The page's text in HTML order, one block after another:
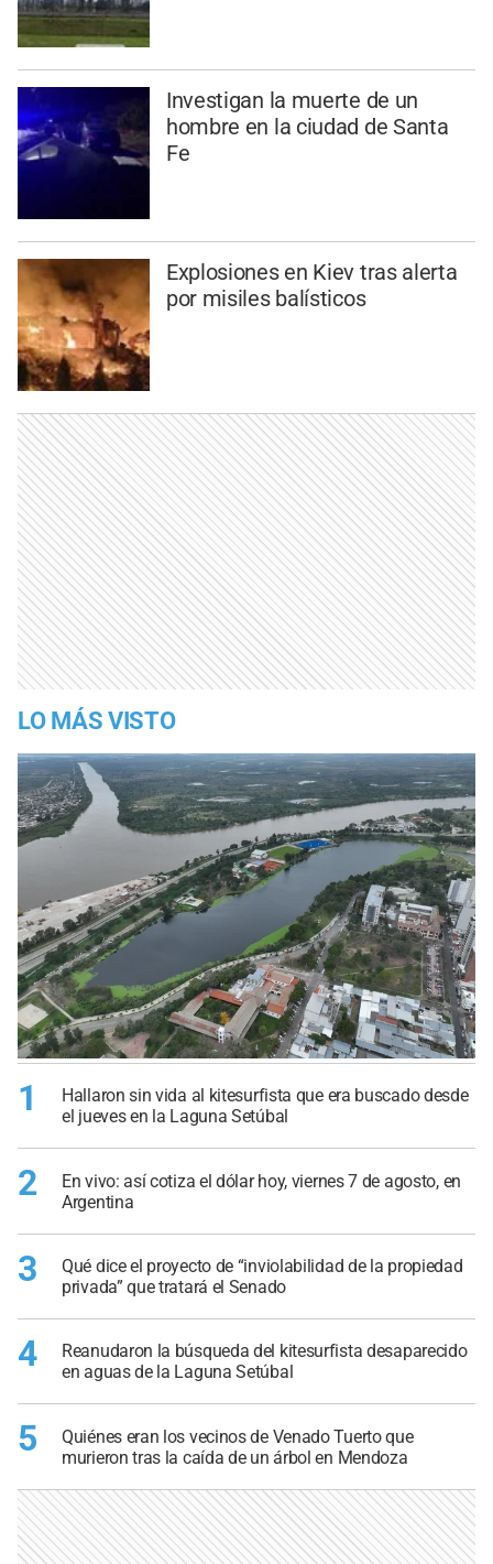
Investigan la muerte de un
hombre en la ciudad de Santa
Fe
Explosiones en Kiev tras alerta
por misiles balísticos
LO MÁS VISTO
1
Hallaron sin vida al kitesurfista que era buscado desde
el jueves en la Laguna Setúbal
2
En vivo: así cotiza el dólar hoy, viernes 7 de agosto, en
Argentina
3
Qué dice el proyecto de “inviolabilidad de la propiedad
privada” que tratará el Senado
4
Reanudaron la búsqueda del kitesurfista desaparecido
en aguas de la Laguna Setúbal
5
Quiénes eran los vecinos de Venado Tuerto que
murieron tras la caída de un árbol en Mendoza